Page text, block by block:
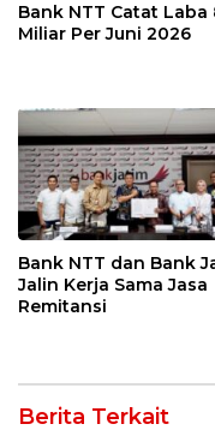
Bank NTT Catat Laba
Miliar Per Juni 2026
Bank NTT dan Bank
Jalin Kerja Sama Jasa
Remitansi
Berita Terkait